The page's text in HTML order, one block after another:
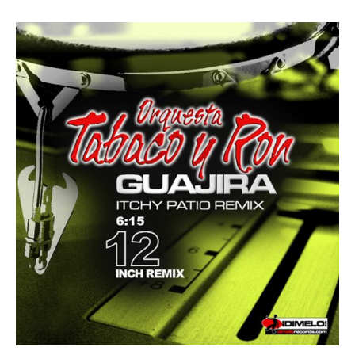
CHINO ESPINOZA Y LOS DUEÑOS DEL SON